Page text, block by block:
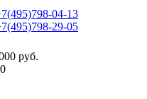
04-13
29-05
руб.